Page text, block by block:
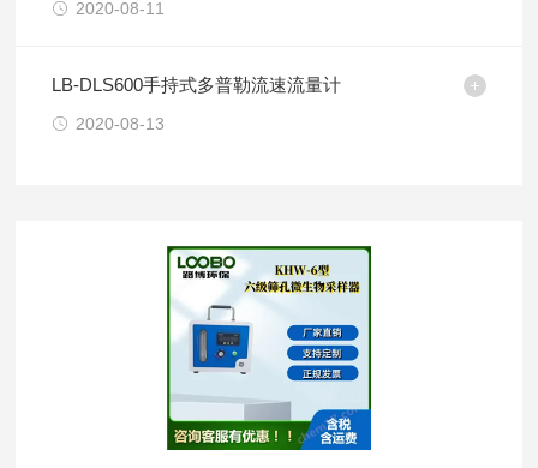
2020-08-11
LB-DLS600手持式多普勒流速流量计
2020-08-13